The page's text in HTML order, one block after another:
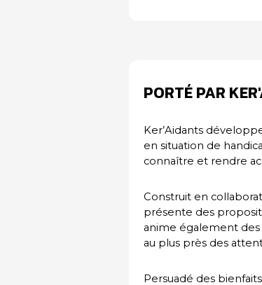
PORTÉ PAR
Ker’Aidants
en situation de
connaître et rendre
Construit en
présente des
anime également
au plus près des
Persuadé des